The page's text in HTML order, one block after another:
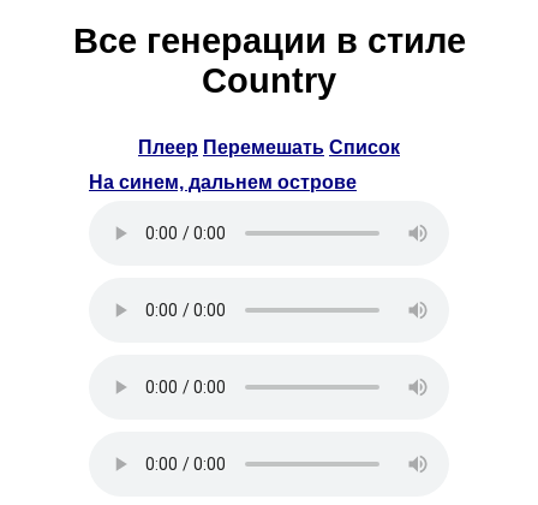
Все генерации в стиле
Country
Плеер Перемешать Список
На синем, дальнем острове